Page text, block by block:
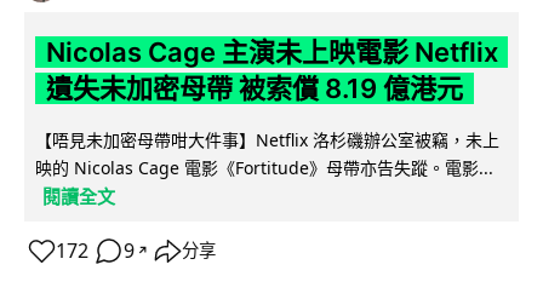
Nicolas Cage 主演未上映電影 Netflix
遺失未加密母帶 被索償 8.19 億港元
【唔見未加密母帶咁大件事】Netflix 洛杉磯辦公室被竊，未上
映的 Nicolas Cage 電影《Fortitude》母帶亦告失蹤。電影...
閱讀全文
172 9 ↗ 分享